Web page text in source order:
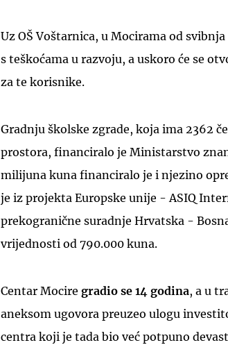
Uz OŠ Voštarnica, u Mocirama od
s teškoćama u razvoju, a uskoro će se
za te korisnike.
Gradnju školske zgrade, koja ima 2362
prostora, financiralo je Ministarstvo
milijuna kuna financiralo je i njezino
je iz projekta Europske unije - ASIQ
prekogranične suradnje Hrvatska -
vrijednosti od 790.000 kuna.
Centar Mocire gradio se 14 godina, a u
aneksom ugovora preuzeo ulogu
centra koji je tada bio već potpuno